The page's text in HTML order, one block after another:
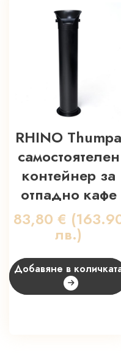
RHINO Thumpa
самостоятелен
контейнер за
отпадно кафе
83,80 €
лв.)
Добавяне в